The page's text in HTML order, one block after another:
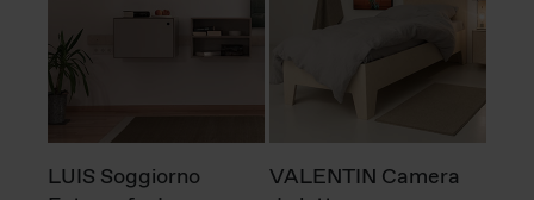
LUIS Soggiorno
VALENTIN Camera